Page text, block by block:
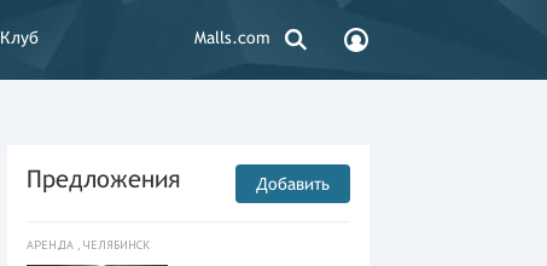
Клуб Malls.com
Предложения Добавить
АРЕНДА , ЧЕЛЯБИНСК